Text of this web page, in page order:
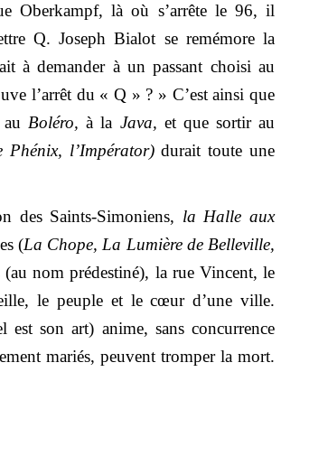
Oberkampf, là où s’arrête le 96, il
Q. Joseph Bialot se remémore la
à demander à un passant choisi au
l’arrêt du « Q » ? » C’est ainsi que
Boléro, à la Java, et que sortir au
l’Impérator) durait toute une
des Saints-Simoniens, la Halle aux
(La Chope, La Lumière de Belleville,
(au nom prédestiné), la rue Vincent, le
le peuple et le cœur d’une ville.
son art) anime, sans concurrence
mariés, peuvent tromper la mort.